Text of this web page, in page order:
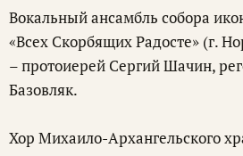
Вокальный ансамбль собора
«Всех Скорбящих Радосте» (г.
– протоиерей Сергий Шачин,
Базовляк.
Хор Михаило-Архангельского